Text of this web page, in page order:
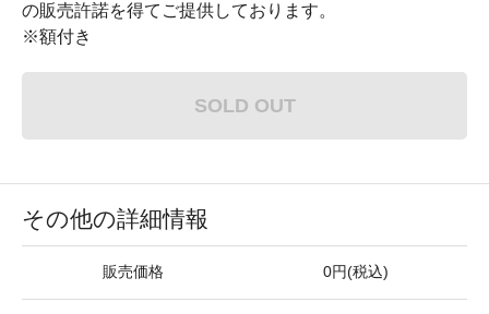
の販売許諾を得てご提供しております。
※額付き
SOLD OUT
その他の詳細情報
販売価格 0円(税込)